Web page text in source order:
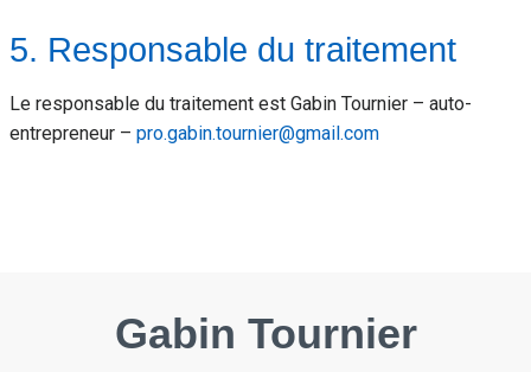
5. Responsable du traitement
Le responsable du traitement est Gabin Tournier – auto-
entrepreneur – pro.gabin.tournier@gmail.com
Gabin Tournier